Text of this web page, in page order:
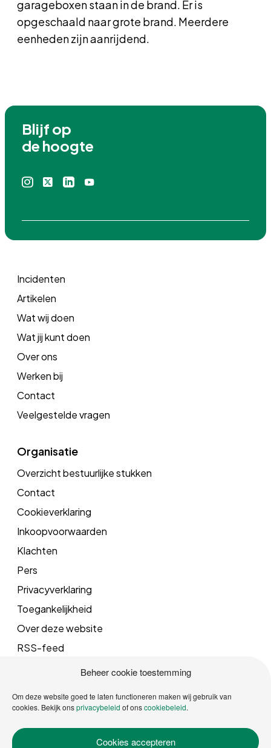
Beheer cookie toestemming
Om deze website goed te laten functioneren maken wij gebruik van
cookies. Bekijk onsprivacybeleid of onscookiebeleid.
Cookies accepteren
garageboxen staan in de brand. Er is
opgeschaald naar grote brand. Meerdere
eenheden zijn aanrijdend.
Blijf op
de hoogte
InstagramLinkedin
Incidenten
Artikelen
Wat wij doen
Wat jij kunt doen
Over ons
Werken bij
Contact
Veelgestelde vragen
Organisatie
Overzicht bestuurlijke stukken
Contact
Cookieverklaring
Inkoopvoorwaarden
Klachten
Pers
Privacyverklaring
Toegankelijkheid
Over deze website
RSS-feed
Mail